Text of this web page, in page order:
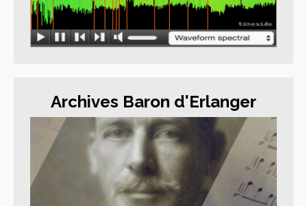
Archives Baron d'Erlanger